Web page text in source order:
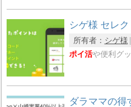
シゲ様 セレク
所有者： シゲ様
ポイ活や便利グ
ダラママの得